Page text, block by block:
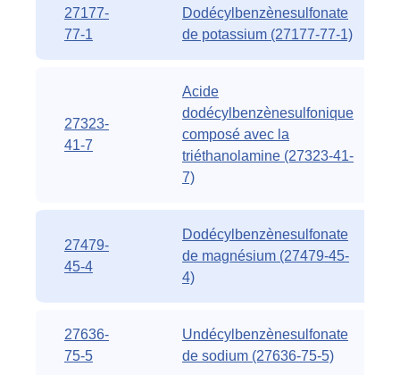
27177-
77-1
Dodécylbenzènesulfonate
de potassium (27177-77-1)
27323-
41-7
Acide
dodécylbenzènesulfonique
composé avec la
triéthanolamine (27323-41-
7)
27479-
45-4
Dodécylbenzènesulfonate
de magnésium (27479-45-
4)
27636-
75-5
Undécylbenzènesulfonate
de sodium (27636-75-5)